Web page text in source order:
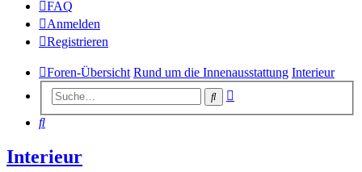
FAQ
Anmelden
Registrieren
Foren-Übersicht Rund um die Innenausstattung Interieur
Suche
Suche
Interieur